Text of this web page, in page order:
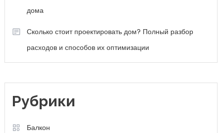
дома
Сколько стоит проектировать дом? Полный разбор
расходов и способов их оптимизации
Рубрики
Балкон